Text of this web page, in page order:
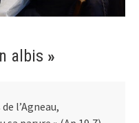
albis »
l’Agneau,